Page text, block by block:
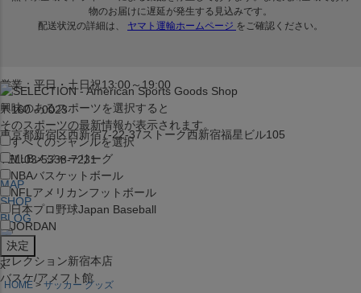
営業：平日・土日祝13:00～19:00
〒160－0023
東京都新宿区西新宿7-22-37ストーク西新宿福星ビル105
TEL:03-5338-7231
MAP
SHOP
BLOG
セレクション新宿本店
バスケ/アメフト館
興味のあるスポーツを選択すると
そのスポーツの最新情報が表示されます。
すべてのジャンルを選択
MLBメジャーリーグ
NBAバスケットボール
NFL アメリカンフットボール
日本プロ野球Japan Baseball
JORDAN
x
HOME
サッカー グッズ